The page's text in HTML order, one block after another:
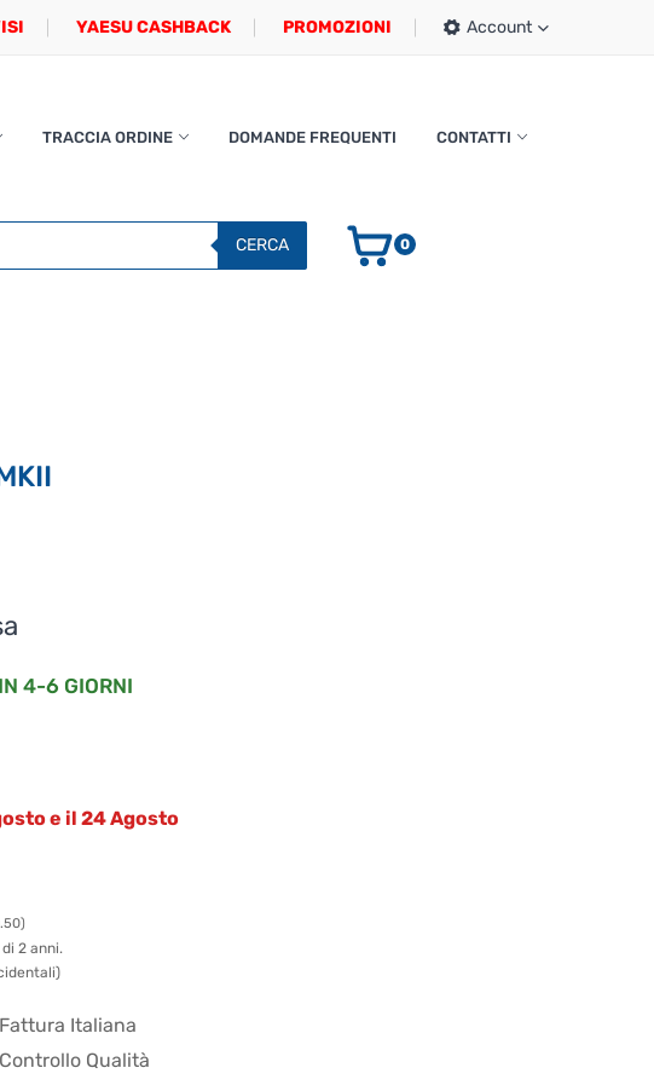
YAESU CASHBACK PROMOZIONI Account
TRACCIA ORDINE DOMANDE FREQUENTI CONTATTI
CERCA 0
4-6 GIORNI
e il 24 Agosto
)
2 anni.
Fattura Italiana
Controllo Qualità